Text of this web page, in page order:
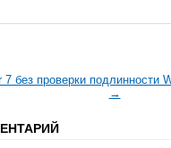
без проверки подлинности
→